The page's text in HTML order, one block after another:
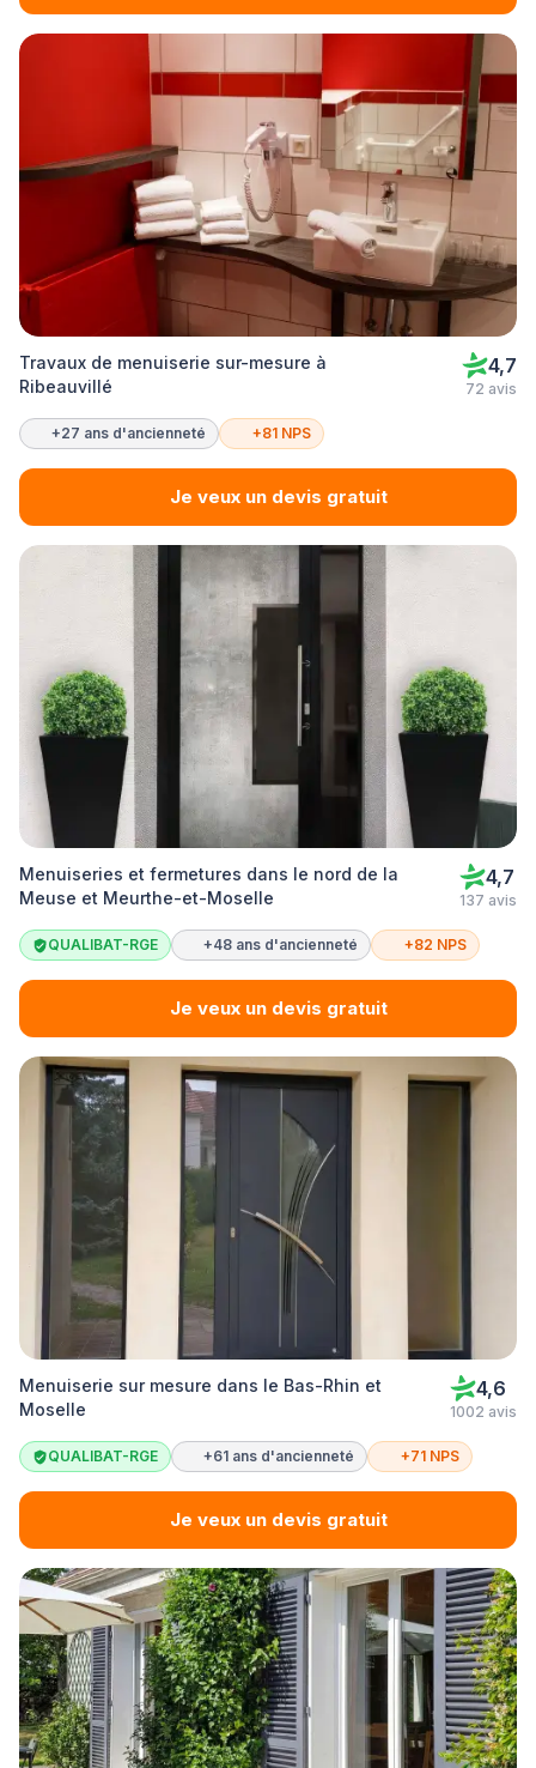
Travaux de menuiserie sur-mesure à
Ribeauvillé
4,7
72 avis
+27 ans d'ancienneté +81 NPS
Je veux un devis gratuit
Menuiseries et fermetures dans le nord de la
Meuse et Meurthe-et-Moselle
4,7
137 avis
QUALIBAT-RGE +48 ans d'ancienneté +82 NPS
Je veux un devis gratuit
Menuiserie sur mesure dans le Bas-Rhin et
Moselle
4,6
1002 avis
QUALIBAT-RGE +61 ans d'ancienneté +71 NPS
Je veux un devis gratuit